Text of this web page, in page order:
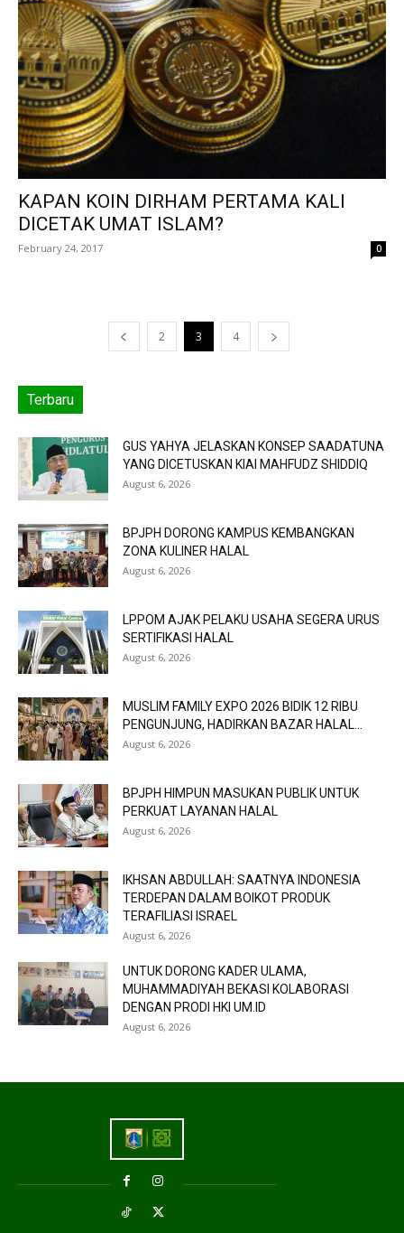
KAPAN KOIN DIRHAM PERTAMA KALI
DICETAK UMAT ISLAM?
February 24, 2017 0
2 3 4
Terbaru
GUS YAHYA JELASKAN KONSEP SAADATUNA
YANG DICETUSKAN KIAI MAHFUDZ SHIDDIQ
August 6, 2026
BPJPH DORONG KAMPUS KEMBANGKAN
ZONA KULINER HALAL
August 6, 2026
LPPOM AJAK PELAKU USAHA SEGERA URUS
SERTIFIKASI HALAL
August 6, 2026
MUSLIM FAMILY EXPO 2026 BIDIK 12 RIBU
PENGUNJUNG, HADIRKAN BAZAR HALAL...
August 6, 2026
BPJPH HIMPUN MASUKAN PUBLIK UNTUK
PERKUAT LAYANAN HALAL
August 6, 2026
IKHSAN ABDULLAH: SAATNYA INDONESIA
TERDEPAN DALAM BOIKOT PRODUK
TERAFILIASI ISRAEL
August 6, 2026
UNTUK DORONG KADER ULAMA,
MUHAMMADIYAH BEKASI KOLABORASI
DENGAN PRODI HKI UM.ID
August 6, 2026